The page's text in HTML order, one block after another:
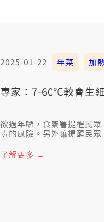
2025-01-22 年菜 加
專家：7-60℃較會生
欲過年囉，食藥署提醒民
毒的風險。另外嘛提醒民
了解更多 →